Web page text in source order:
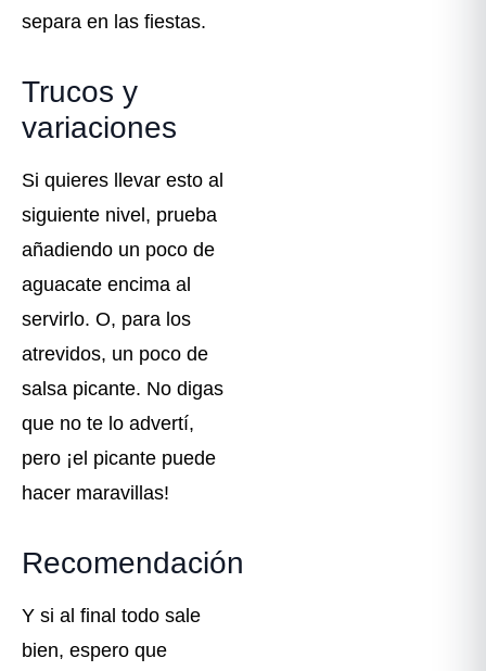
separa en las fiestas.
Trucos y
variaciones
Si quieres llevar esto al
siguiente nivel, prueba
añadiendo un poco de
aguacate encima al
servirlo. O, para los
atrevidos, un poco de
salsa picante. No digas
que no te lo advertí,
pero ¡el picante puede
hacer maravillas!
Recomendación
Y si al final todo sale
bien, espero que